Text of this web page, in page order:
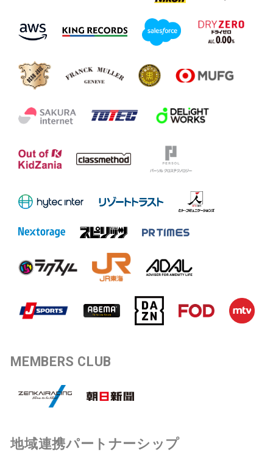
MEMBERS CLUB
地域連携パートナーシップ